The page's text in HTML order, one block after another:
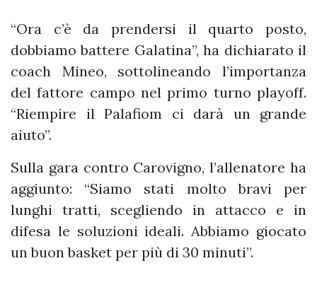
“Ora c’è da prendersi il quarto posto,
dobbiamo battere Galatina”, ha dichiarato il
coach Mineo, sottolineando l’importanza
del fattore campo nel primo turno playoff.
“Riempire il Palafiom ci darà un grande
aiuto”.
Sulla gara contro Carovigno, l’allenatore ha
aggiunto: “Siamo stati molto bravi per
lunghi tratti, scegliendo in attacco e in
difesa le soluzioni ideali. Abbiamo giocato
un buon basket per più di 30 minuti”.